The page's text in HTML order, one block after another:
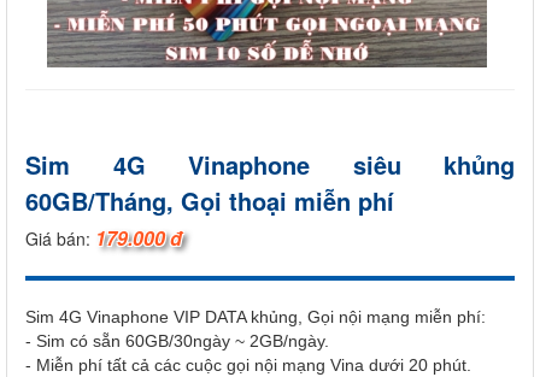
Sim 4G Vinaphone siêu khủng
60GB/Tháng, Gọi thoại miễn phí
Giá bán: 179.000 đ
Sim 4G Vinaphone VIP DATA khủng, Gọi nội mạng miễn phí:
- Sim có sẵn 60GB/30ngày ~ 2GB/ngày.
- Miễn phí tất cả các cuộc gọi nội mạng Vina dưới 20 phút.